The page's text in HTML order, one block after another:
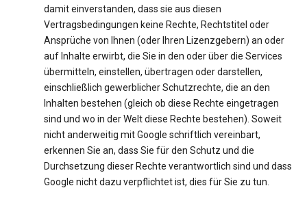
damit einverstanden, dass sie aus diesen
Vertragsbedingungen keine Rechte, Rechtstitel oder
Ansprüche von Ihnen (oder Ihren Lizenzgebern) an oder
auf Inhalte erwirbt, die Sie in den oder über die Services
übermitteln, einstellen, übertragen oder darstellen,
einschließlich gewerblicher Schutzrechte, die an den
Inhalten bestehen (gleich ob diese Rechte eingetragen
sind und wo in der Welt diese Rechte bestehen). Soweit
nicht anderweitig mit Google schriftlich vereinbart,
erkennen Sie an, dass Sie für den Schutz und die
Durchsetzung dieser Rechte verantwortlich sind und dass
Google nicht dazu verpflichtet ist, dies für Sie zu tun.